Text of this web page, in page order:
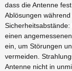
dass die Antenne
Ablösungen
einen
ein, um Störungen
vermeiden.
Antenne nicht in